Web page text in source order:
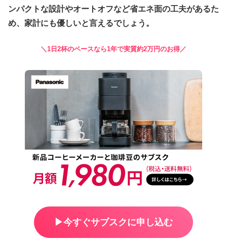
ンパクトな設計やオートオフなど省エネ面の工夫があるた
め、家計にも優しいと言えるでしょう。
＼1日2杯のペースなら1年で実質約2万円のお得／
▶︎今すぐサブスクに申し込む